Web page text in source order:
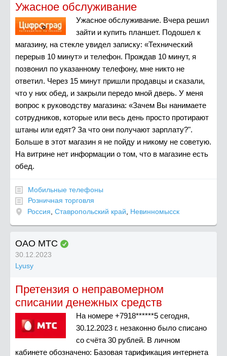
Ужасное обслуживание
Ужасное обслуживание. Вчера решил
зайти и купить планшет. Подошел к
магазину, на стекле увидел записку: «Технический
перерыв 10 минут» и телефон. Прождав 10 минут, я
позвонил по указанному телефону, мне никто не
ответил. Через 15 минут пришли продавцы и сказали,
что у них обед, и закрыли передо мной дверь. У меня
вопрос к руководству магазина: «Зачем Вы нанимаете
сотрудников, которые или весь день просто протирают
штаны или едят? За что они получают зарплату?".
Больше в этот магазин я не пойду и никому не советую.
На витрине нет информации о том, что в магазине есть
обед.
Мобильные телефоны
Розничная торговля
Россия Ставропольский край Невинномысск
ОАО МТС
30.12.2023
Lyusy
Претензия о неправомерном
списании денежных средств
На номере +7918******5 сегодня,
30.12.2023 г. незаконно было списано
со счёта 30 рублей. В личном
кабинете обозначено: Базовая тарификация интернета